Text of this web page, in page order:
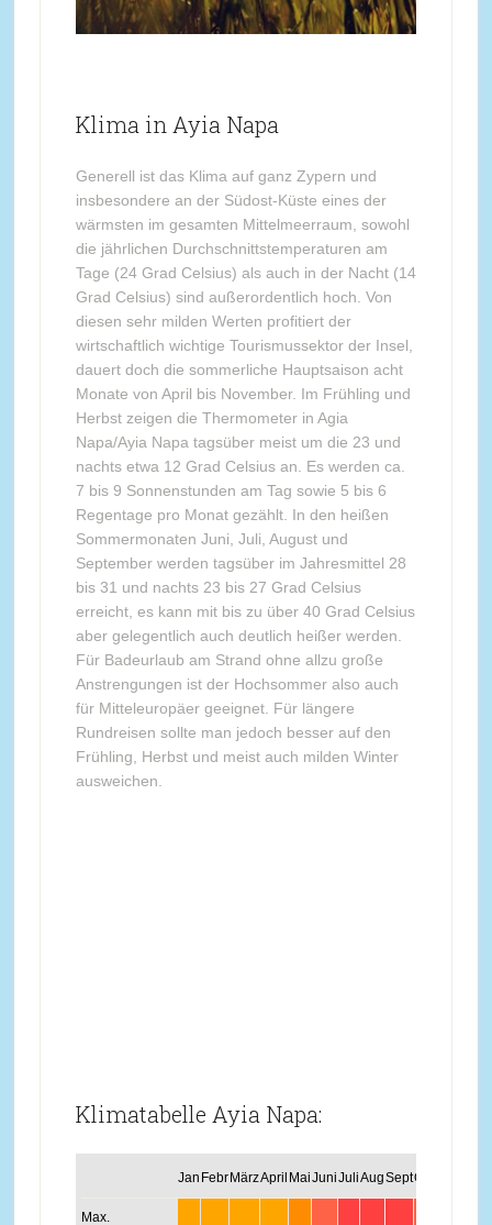
Klima in Ayia Napa
Generell ist das Klima auf ganz Zypern und
insbesondere an der Südost-Küste eines der
wärmsten im gesamten Mittelmeerraum, sowohl
die jährlichen Durchschnittstemperaturen am
Tage (24 Grad Celsius) als auch in der Nacht (14
Grad Celsius) sind außerordentlich hoch. Von
diesen sehr milden Werten profitiert der
wirtschaftlich wichtige Tourismussektor der Insel,
dauert doch die sommerliche Hauptsaison acht
Monate von April bis November. Im Frühling und
Herbst zeigen die Thermometer in Agia
Napa/Ayia Napa tagsüber meist um die 23 und
nachts etwa 12 Grad Celsius an. Es werden ca.
7 bis 9 Sonnenstunden am Tag sowie 5 bis 6
Regentage pro Monat gezählt. In den heißen
Sommermonaten Juni, Juli, August und
September werden tagsüber im Jahresmittel 28
bis 31 und nachts 23 bis 27 Grad Celsius
erreicht, es kann mit bis zu über 40 Grad Celsius
aber gelegentlich auch deutlich heißer werden.
Für Badeurlaub am Strand ohne allzu große
Anstrengungen ist der Hochsommer also auch
für Mitteleuropäer geeignet. Für längere
Rundreisen sollte man jedoch besser auf den
Frühling, Herbst und meist auch milden Winter
ausweichen.
Klimatabelle Ayia Napa:
Jan Febr MärzApril MaiJuniJuliAugSeptOkt
Max.